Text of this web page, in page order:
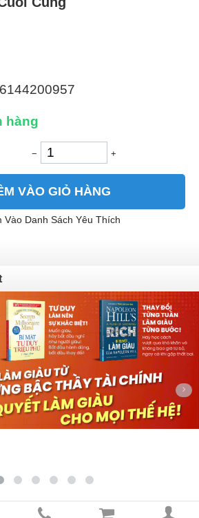
hàng
− +
VÀO GIỎ HÀNG
Vào Danh Sách Yêu Thích